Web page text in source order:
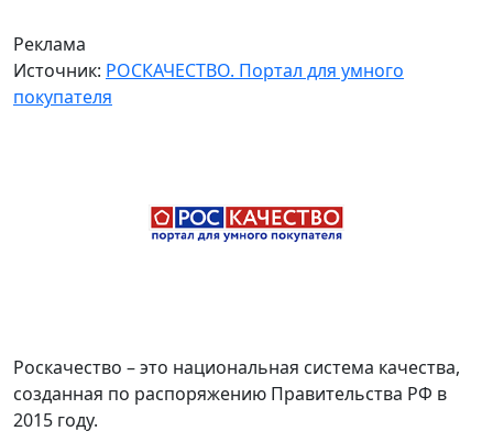
Реклама
Источник: РОСКАЧЕСТВО. Портал для умного
покупателя
Роскачество – это национальная система качества,
созданная по распоряжению Правительства РФ в
2015 году.